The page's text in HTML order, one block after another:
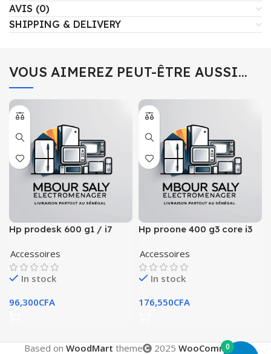
AVIS (0)
SHIPPING & DELIVERY
VOUS AIMEREZ PEUT-ÊTRE AUSSI…
Hp prodesk 600 g1 / i7
Accessoires
In stock
96,300CFA
Hp proone 400 g3 core i3
Accessoires
In stock
176,550CFA
Based on WoodMart theme 2025 WooCommerce
0